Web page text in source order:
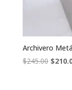
Archivero
$245.00 El
$